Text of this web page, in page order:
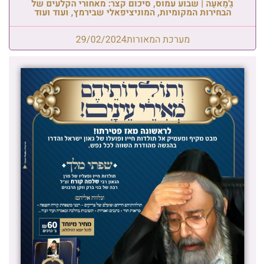
גַ'מַאעַה | שבוע עמוס, סיכום קצר: מאחורי הקלעים של
הבחירות המקומיות, המוניציפאלי שבירמץ, ועוד ועוד
מערכת המאורות29/02/2024